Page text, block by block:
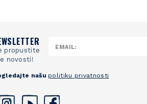
propustite
novosti!
našu politiku privatnosti